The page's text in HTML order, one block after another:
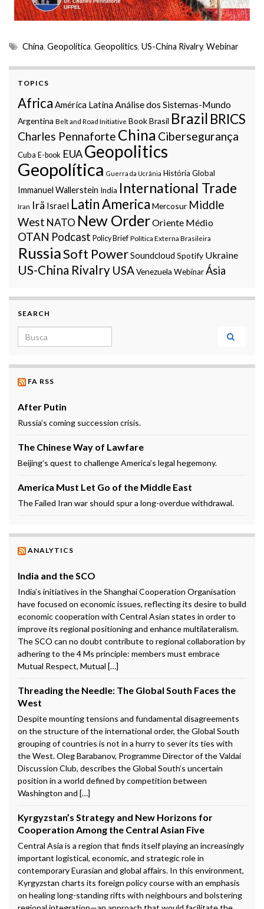
China, Geopolítica, Geopolitics, US-China Rivalry, Webinar
TOPICS
Africa América LatinaAnálise dos Sistemas-Mundo
Argentina Belt and Road Initiative BookBrasil Brazil BRICS
Charles Pennaforte China Cibersegurança
Cuba E-book EUAGeopolitics
Geopolítica Guerra da Ucrânia História Global
Immanuel Wallerstein India International Trade
Iran Irã Israel Latin America Mercosur Middle
West NATO New OrderOriente Médio
OTAN Podcast Policy Brief Política Externa Brasileira
RussiaSoft PowerSoundcloud Spotify Ukraine
US-China Rivalry USAVenezuela WebinarÁsia
SEARCH
Search for:
FA RSS
After Putin
Russia’s coming succession crisis.
The Chinese Way of Lawfare
Beijing’s quest to challenge America’s legal hegemony.
America Must Let Go of the Middle East
The Failed Iran war should spur a long-overdue withdrawal.
ANALYTICS
India and the SCO
India’s initiatives in the Shanghai Cooperation Organisation
have focused on economic issues, reflecting its desire to build
economic cooperation with Central Asian states in order to
improve its regional positioning and enhance multilateralism.
The SCO can no doubt contribute to regional collaboration by
adhering to the 4 Ms principle: members must embrace
Mutual Respect, Mutual […]
Threading the Needle: The Global South Faces the
West
Despite mounting tensions and fundamental disagreements
on the structure of the international order, the Global South
grouping of countries is not in a hurry to sever its ties with
the West. Oleg Barabanov, Programme Director of the Valdai
Discussion Club, describes the Global South’s uncertain
position in a world defined by competition between
Washington and […]
Kyrgyzstan’s Strategy and New Horizons for
Cooperation Among the Central Asian Five
Central Asia is a region that finds itself playing an increasingly
important logistical, economic, and strategic role in
contemporary Eurasian and global affairs. In this environment,
Kyrgyzstan charts its foreign policy course with an emphasis
on healing long-standing rifts with neighbours and bolstering